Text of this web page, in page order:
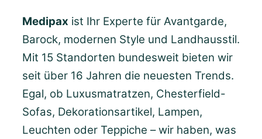
Medipax ist Ihr Experte für Avantgarde,
Barock, modernen Style und Landhausstil.
Mit 15 Standorten bundesweit bieten wir
seit über 16 Jahren die neuesten Trends.
Egal, ob Luxusmatratzen, Chesterfield-
Sofas, Dekorationsartikel, Lampen,
Leuchten oder Teppiche – wir haben, was